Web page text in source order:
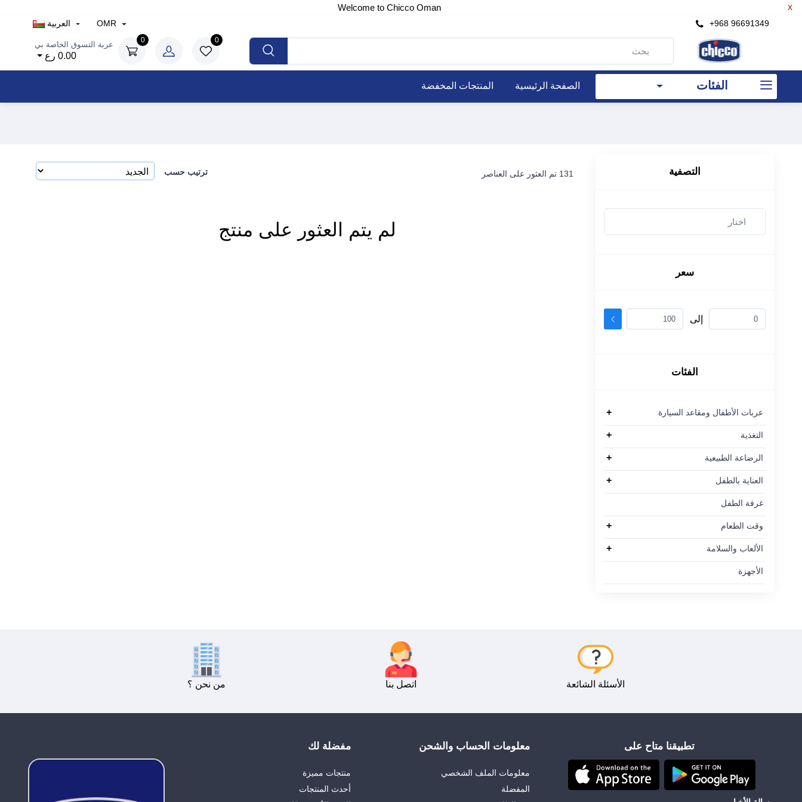
Welcome to Chicco Oman X
+968 96691349
OMR
0
0 عربة التسوق الخاصة بي
0.00 رع
الفئات الصفحة الرئيسية المنتجات المخفضة
التصفية
سعر
إلى
الفئات
عربات الأطفال ومقاعد السيارة +
التغذية +
الرضاعة الطبيعية +
العناية بالطفل +
غرفة الطفل
وقت الطعام +
الألعاب والسلامة +
الأجهزة
131 تم العثور على العناصر ترتيب حسب
لم يتم العثور على منتج
من نحن ؟ اتصل بنا الأسئلة الشائعة
مفضلة لك
منتجات مميزة
أحدث المنتجات
معلومات الحساب والشحن
معلومات الملف الشخصي
المفضلة
تطبيقنا متاح على